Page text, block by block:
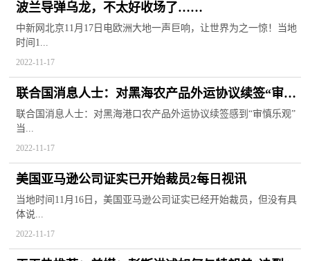
波兰导弹乌龙，不太好收场了……
中新网北京11月17日电欧洲大地一声巨响，让世界为之一惊！当地
时间1...
2022-11-17
联合国消息人士：对黑海农产品外运协议续签“审慎
乐观”1世界快报
联合国消息人士：对黑海港口农产品外运协议续签感到“审慎乐观”
当...
2022-11-17
美国亚马逊公司证实已开始裁员2每日视讯
当地时间11月16日，美国亚马逊公司证实已经开始裁员，但没有具
体说...
2022-11-17